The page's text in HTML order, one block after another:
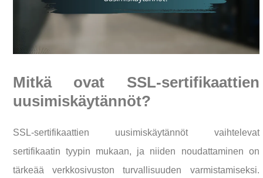
Mitkä ovat SSL-sertifikaattien
uusimiskäytännöt?
SSL-sertifikaattien uusimiskäytännöt vaihtelevat
sertifikaatin tyypin mukaan, ja niiden noudattaminen on
tärkeää verkkosivuston turvallisuuden varmistamiseksi.